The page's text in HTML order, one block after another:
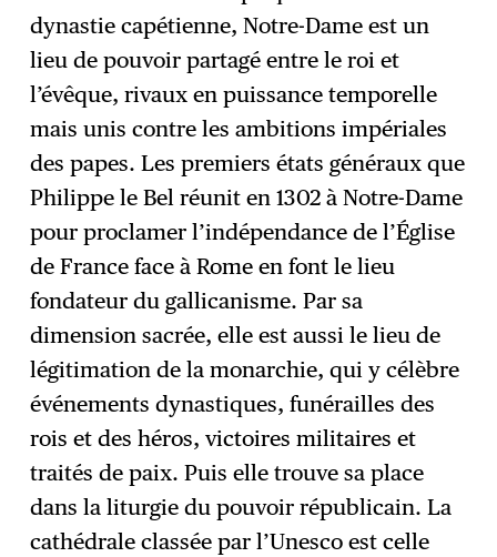
dynastie capétienne, Notre-Dame est un
lieu de pouvoir partagé entre le roi et
l’évêque, rivaux en puissance temporelle
mais unis contre les ambitions impériales
des papes. Les premiers états généraux que
Philippe le Bel réunit en 1302 à Notre-Dame
pour proclamer l’indépendance de l’Église
de France face à Rome en font le lieu
fondateur du gallicanisme. Par sa
dimension sacrée, elle est aussi le lieu de
légitimation de la monarchie, qui y célèbre
événements dynastiques, funérailles des
rois et des héros, victoires militaires et
traités de paix. Puis elle trouve sa place
dans la liturgie du pouvoir républicain. La
cathédrale classée par l’Unesco est celle